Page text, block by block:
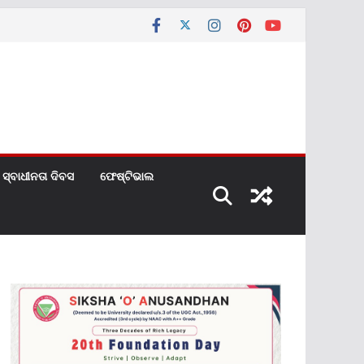
ସ୍ବାଧୀନତା ଦିବସ ଫେଷ୍ଟିଭାଲ